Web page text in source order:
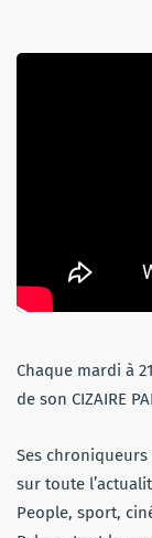
Chaque mardi à
de son CIZAIRE
Ses
sur toute
People, sport,